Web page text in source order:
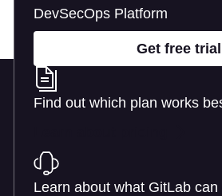
DevSecOps Platform
Get free trial
Find out which plan works
Learn about what GitLab